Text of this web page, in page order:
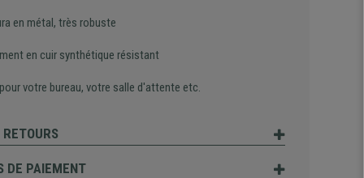
en métal, très robuste
en cuir synthétique résistant
votre bureau, votre salle d'attente etc.
DE PAIEMENT